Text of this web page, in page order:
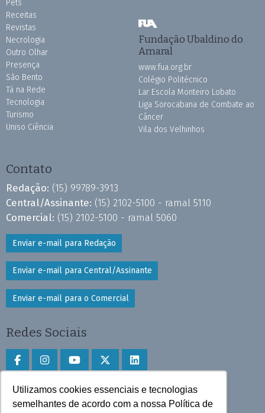
Utilizamos cookies essenciais e tecnologias
semelhantes de acordo com a nossa Política de
Pets
Receitas
Revistas
Necrologia
Outro Olhar
Presença
São Bento
Tá na Rede
Tecnologia
Turismo
Uniso Ciência
Fundação Ubaldino do
Amaral
www.fua.org.br
Colégio Politécnico
Lar Escola Monteiro Lobato
Liga Sorocabana de Combate ao
Câncer
Vila dos Velhinhos
Contato
Redação: (15) 99789-3913
Central/Assinante: (15) 2102-5100 - ramal 5110
Comercial: (15) 2102-5100 - ramal 5060
Enviar e-mail para Redação
Enviar e-mail para Central/Assinante
Enviar e-mail para o Comercial
Redes Sociais
Faça download do aplicativo